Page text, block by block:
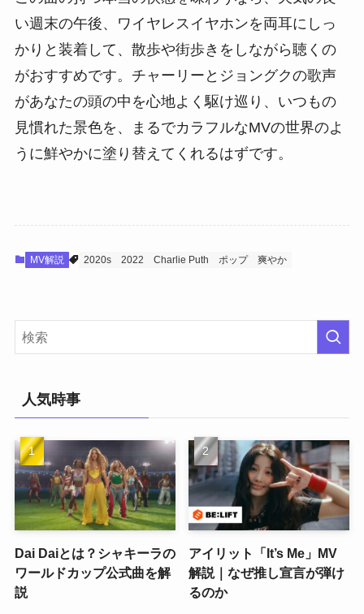
い週末の午後、ワイヤレスイヤホンを両耳にしっ
かりと装着して、散歩や街歩きをしながら聴くの
がおすすめです。チャーリーとジョングクの歌声
があなたの頭の中を心地よく駆け巡り、いつもの
見慣れた景色を、まるでカラフルなMVの世界のよ
うに鮮やかに塗り替えてくれるはずです。
MV解説 2020s 2022 Charlie Puth ポップ 爽やか
人気時事
Dai Daiとは？シャキーラの
ワールドカップ公式曲を解
説
アイリット「It’s Me」MV
解説｜なぜ推し宣言が弾け
るのか